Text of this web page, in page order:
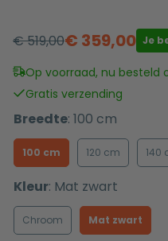
€519,00
Oorspronkelijke
prijs
was:
€ 519,00.
€ 359,00
Huidige
prijs
is:
€ 359,00.
Je
Op voorraad, nu besteld
Gratis verzending
Breedte: 100 cm
100 cm 120 cm 140
Kleur: Mat zwart
Chroom Mat zwart